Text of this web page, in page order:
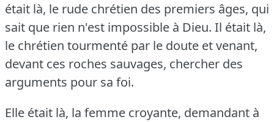
était là, le rude chrétien des premiers âges, qui
sait que rien n'est impossible à Dieu. Il était là,
le chrétien tourmenté par le doute et venant,
devant ces roches sauvages, chercher des
arguments pour sa foi.
Elle était là, la femme croyante, demandant à